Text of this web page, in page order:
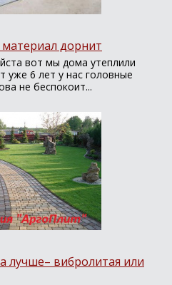
дорнит
вот мы дома утеплили
уже 6 лет у нас головные
не беспокоит...
лучше– вибролитая или